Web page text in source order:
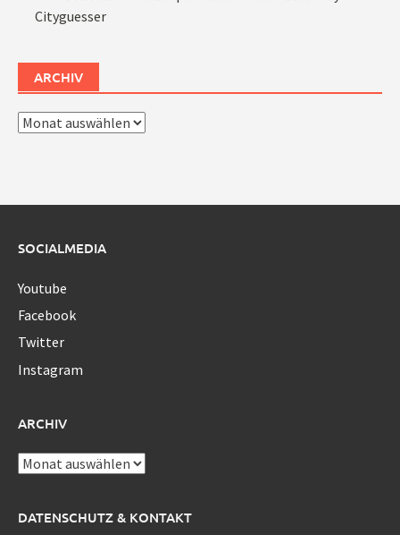
Cityguesser
ARCHIV
Archiv
SOCIALMEDIA
Youtube
Facebook
Twitter
Instagram
ARCHIV
Archiv
DATENSCHUTZ & KONTAKT